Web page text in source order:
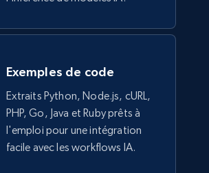
Catalog seller id, Seller name, Seller
email, Seller phone, Seller
more.
Exemples de code
Extraits Python, Node.js, cURL,
PHP, Go, Java et Ruby prêts à
l'emploi pour une intégration
facile avec les workflows IA.